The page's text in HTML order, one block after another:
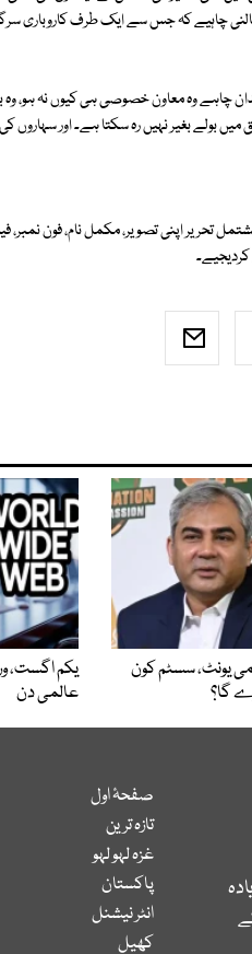
چاہیے کہ جس سے ایک طرف کاروباری
چاہے وہ معاون خصوصی ہی کیوں نہ ہو، وہ
میں بولے بغیر نہیں رہ سکتا ہے۔ اور سہاروں
بلاگ لکھنا چاہتے ہیں تو قلم اٹھائیے اور 500 سے 1,000 الفاظ پر مشتمل تحریر اپنی تصویر، مکمل
یونٹ، سسٹم کون
گا؟
یکم اگست،
عالمی دن
صفحۂ اول
تازہ ترین
غزہ لہو لہو
پاکستان
انٹر نیشنل
کھیل